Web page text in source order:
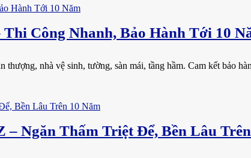
Công Nhanh, Bảo Hành Tới 10
nhà vệ sinh, tường, sàn mái, tầng hầm. Cam kết bảo
Ngăn Thấm Triệt Để, Bền Lâu